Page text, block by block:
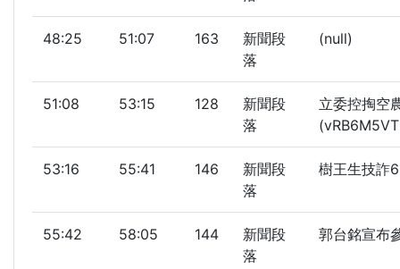
48:25 51:07 163
新聞段
落
(null)
51:08 53:15 128
新聞段
落
立委控掏空
53:16 55:41 146
新聞段
落
樹王生技詐
55:42 58:05 144
新聞段
落
郭台銘宣布